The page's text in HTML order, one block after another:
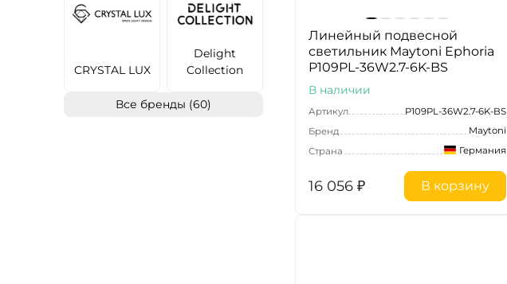
CRYSTAL LUX
Delight
Collection
Все бренды (60)
Линейный подвесной
светильник Maytoni Ephoria
P109PL-36W2.7-6K-BS
В наличии
Артикул
P109PL-36W2.7-6K-BS
Бренд
Maytoni
Страна
Германия
16 056 ₽ В корзину